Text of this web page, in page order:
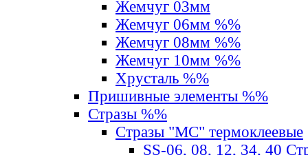
Жемчуг 03мм
Жемчуг 06мм %%
Жемчуг 08мм %%
Жемчуг 10мм %%
Хрусталь %%
Пришивные элементы %%
Стразы %%
Стразы "MС" термоклеевые
SS-06, 08, 12, 34, 40